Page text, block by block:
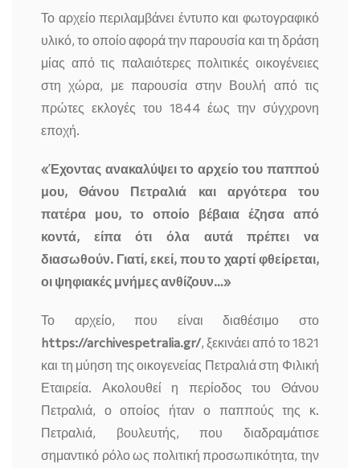
Το αρχείο περιλαμβάνει έντυπο και φωτογραφικό
υλικό, το οποίο αφορά την παρουσία και τη δράση
μίας από τις παλαιότερες πολιτικές οικογένειες
στη χώρα, με παρουσία στην Βουλή από τις
πρώτες εκλογές του 1844 έως την σύγχρονη
εποχή.
«Έχοντας ανακαλύψει το αρχείο του παππού
μου, Θάνου Πετραλιά και αργότερα του
πατέρα μου, το οποίο βέβαια έζησα από
κοντά, είπα ότι όλα αυτά πρέπει να
διασωθούν. Γιατί, εκεί, που το χαρτί φθείρεται,
οι ψηφιακές μνήμες ανθίζουν…»
Το αρχείο, που είναι διαθέσιμο στο
https://archivespetralia.gr/, ξεκινάει από το 1821
και τη μύηση της οικογενείας Πετραλιά στη Φιλική
Εταιρεία. Ακολουθεί η περίοδος του Θάνου
Πετραλιά, ο οποίος ήταν ο παππούς της κ.
Πετραλιά, βουλευτής, που διαδραμάτισε
σημαντικό ρόλο ως πολιτική προσωπικότητα, την